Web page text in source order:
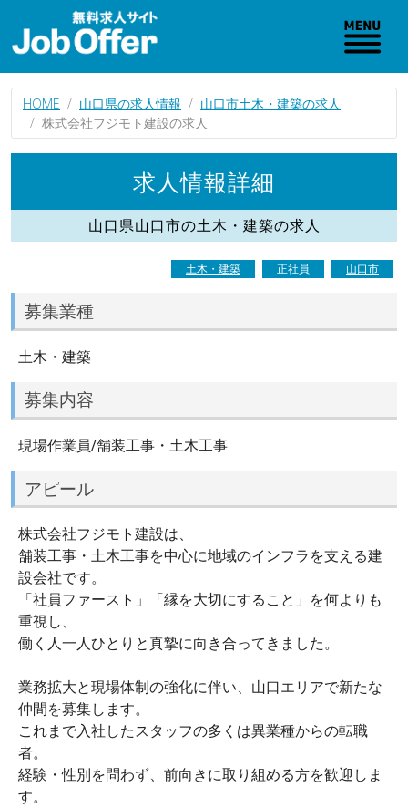
HOME 山口県の求人情報
山口市土木・建築の求人
株式会社フジモト建設の求人
求人情報詳細
山口県山口市の土木・建築の求人
土木・建築 正社員 山口市
募集業種
土木・建築
募集内容
現場作業員/舗装工事・土木工事
アピール
株式会社フジモト建設は、
舗装工事・土木工事を中心に地域のインフラを支える建
設会社です。
「社員ファースト」「縁を大切にすること」を何よりも
重視し、
働く人一人ひとりと真摯に向き合ってきました。
業務拡大と現場体制の強化に伴い、山口エリアで新たな
仲間を募集します。
これまで入社したスタッフの多くは異業種からの転職
者。
経験・性別を問わず、前向きに取り組める方を歓迎しま
す。